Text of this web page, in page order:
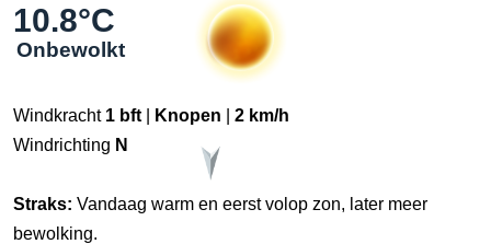
10.8°C
Onbewolkt
Windkracht 1 bft Knopen
2 km/h
Windrichting N
Straks: Vandaag warm en eerst volop zon, later meer
bewolking.